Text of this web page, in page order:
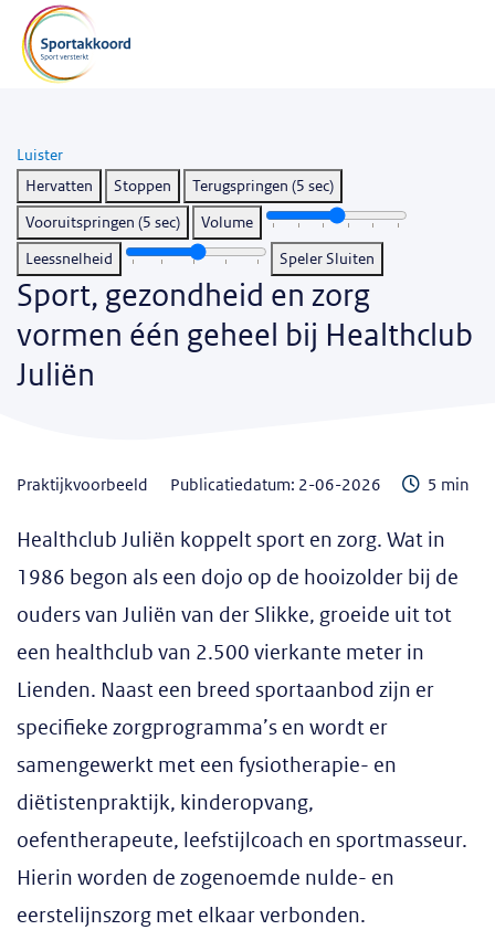
Luister
Hervatten
Stoppen
Terugspringen (5 sec)
Vooruitspringen (5 sec)
Volume
Leessnelheid
Speler Sluiten
Sport, gezondheid en zorg
vormen één geheel bij Healthclub
Juliën
praktijkvoorbeeld Publicatiedatum: 2-06-2026 Leestijd
5 min
Healthclub Juliën koppelt sport en zorg. Wat in
1986 begon als een dojo op de hooizolder bij de
ouders van Juliën van der Slikke, groeide uit tot
een healthclub van 2.500 vierkante meter in
Lienden. Naast een breed sportaanbod zijn er
specifieke zorgprogramma’s en wordt er
samengewerkt met een fysiotherapie- en
diëtistenpraktijk, kinderopvang,
oefentherapeute, leefstijlcoach en sportmasseur.
Hierin worden de zogenoemde nulde- en
eerstelijnszorg met elkaar verbonden.